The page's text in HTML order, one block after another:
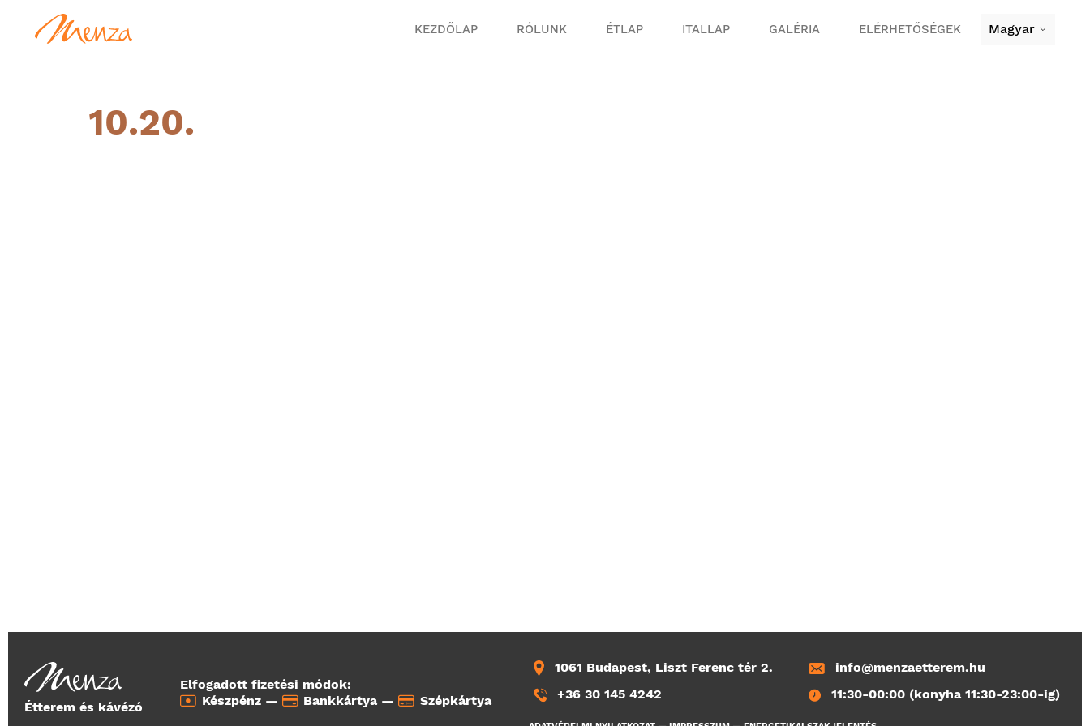
KEZDŐLAP RÓLUNK ÉTLAP ITALLAP GALÉRIA ELÉRHETŐSÉGEK Magyar
10.20.
Étterem és kávézó
Elfogadott fizetési módok:
Készpénz —
Bankkártya — Szépkártya
1061 Budapest, Liszt Ferenc tér 2.
+36 30 145 4242
info@menzaetterem.hu
11:30-00:00 (konyha 11:30-23:00-ig)